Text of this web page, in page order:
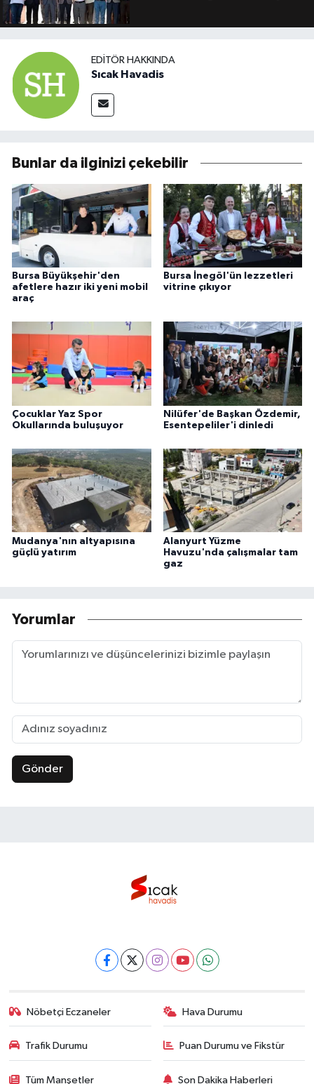
EDITÖR HAKKINDA
Sıcak Havadis
Bunlar da ilginizi çekebilir
Bursa Büyükşehir'den
afetlere hazır iki yeni mobil
araç
Bursa İnegöl'ün lezzetleri
vitrine çıkıyor
Çocuklar Yaz Spor
Okullarında buluşuyor
Nilüfer'de Başkan Özdemir,
Esentepeliler'i dinledi
Mudanya'nın altyapısına
güçlü yatırım
Alanyurt Yüzme
Havuzu'nda çalışmalar tam
gaz
Yorumlar
Gönder
Nöbetçi Eczaneler Hava Durumu
Trafik Durumu Puan Durumu ve Fikstür
Tüm Manşetler Son Dakika Haberleri